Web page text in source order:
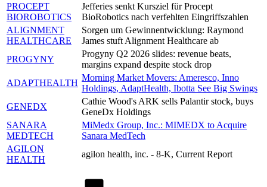
PROCEPT
BIOROBOTICS
Jefferies senkt Kursziel für Procept
BioRobotics nach verfehlten Eingriffszahlen
ALIGNMENT
HEALTHCARE
Sorgen um Gewinnentwicklung: Raymond
James stuft Alignment Healthcare ab
PROGYNY
Progyny Q2 2026 slides: revenue beats,
margins expand despite stock drop
ADAPTHEALTH
Morning Market Movers: Ameresco, Inno
Holdings, AdaptHealth, Ibotta See Big Swings
GENEDX
Cathie Wood's ARK sells Palantir stock, buys
GeneDx Holdings
SANARA
MEDTECH
MiMedx Group, Inc.: MIMEDX to Acquire
Sanara MedTech
AGILON
HEALTH
agilon health, inc. - 8-K, Current Report